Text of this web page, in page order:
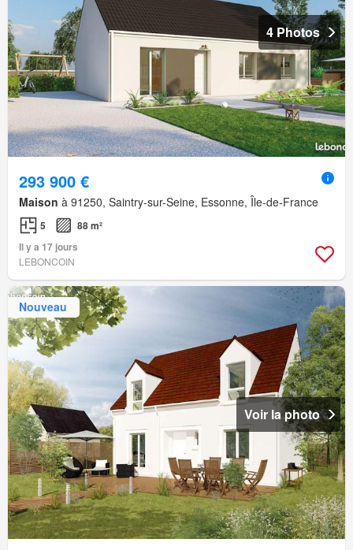
4 Photos
293 900 €
Maison à 91250, Saintry-sur-Seine, Essonne, Île-de-France
5
88 m²
Il y a 17 jours
LEBONCOIN
Nouveau
Voir la photo